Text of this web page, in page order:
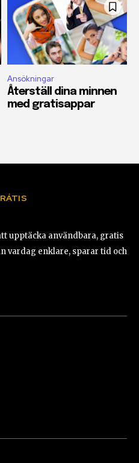
Ansökningar
Återställ dina minnen
med gratisappar
upptäcka användbara, gratis
vardag enklare, sparar tid och